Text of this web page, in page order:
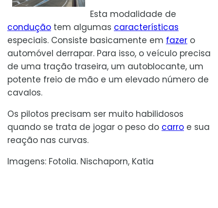
Esta modalidade de
condução tem algumas características
especiais. Consiste basicamente em fazer o
automóvel derrapar. Para isso, o veículo precisa
de uma tração traseira, um autoblocante, um
potente freio de mão e um elevado número de
cavalos.
Os pilotos precisam ser muito habilidosos
quando se trata de jogar o peso do carro e sua
reação nas curvas.
Imagens: Fotolia. Nischaporn, Katia